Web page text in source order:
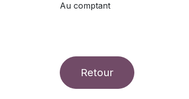
Au comptant
Retour